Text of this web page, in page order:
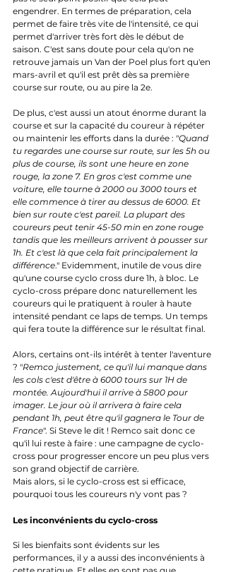
engendrer. En termes de préparation, cela
permet de faire très vite de l'intensité, ce qui
permet d'arriver très fort dès le début de
saison. C'est sans doute pour cela qu'on ne
retrouve jamais un Van der Poel plus fort qu'en
mars-avril et qu'il est prêt dès sa première
course sur route, ou au pire la 2e.
De plus, c'est aussi un atout énorme durant la
course et sur la capacité du coureur à répéter
ou maintenir les efforts dans la durée : "Quand
tu regardes une course sur route, sur les 5h ou
plus de course, ils sont une heure en zone
rouge, la zone 7. En gros c'est comme une
voiture, elle tourne à 2000 ou 3000 tours et
elle commence à tirer au dessus de 6000. Et
bien sur route c'est pareil. La plupart des
coureurs peut tenir 45-50 min en zone rouge
tandis que les meilleurs arrivent à pousser sur
1h. Et c'est là que cela fait principalement la
différence." Evidemment, inutile de vous dire
qu'une course cyclo cross dure 1h, à bloc. Le
cyclo-cross prépare donc naturellement les
coureurs qui le pratiquent à rouler à haute
intensité pendant ce laps de temps. Un temps
qui fera toute la différence sur le résultat final.
Alors, certains ont-ils intérêt à tenter l'aventure
? "Remco justement, ce qu'il lui manque dans
les cols c'est d'être à 6000 tours sur 1H de
montée. Aujourd'hui il arrive à 5800 pour
imager. Le jour où il arrivera à faire cela
pendant 1h, peut être qu'il gagnera le Tour de
France". Si Steve le dit ! Remco sait donc ce
qu'il lui reste à faire : une campagne de cyclo-
cross pour progresser encore un peu plus vers
son grand objectif de carrière.
Mais alors, si le cyclo-cross est si efficace,
pourquoi tous les coureurs n'y vont pas ?
Les inconvénients du cyclo-cross
Si les bienfaits sont évidents sur les
performances, il y a aussi des inconvénients à